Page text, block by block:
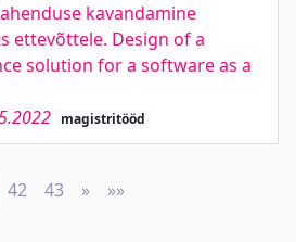
kavandamine
ettevõttele. Design of a
solution for a software as a
magistritööd
42 43 » Next
»»